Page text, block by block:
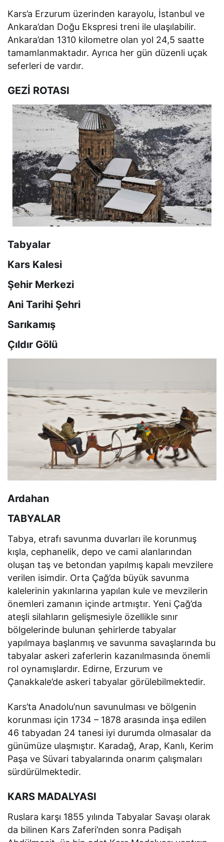
Kars’a Erzurum üzerinden karayolu, İstanbul ve
Ankara’dan Doğu Ekspresi treni ile ulaşılabilir.
Ankara’dan 1310 kilometre olan yol 24,5 saatte
tamamlanmaktadır. Ayrıca her gün düzenli uçak
seferleri de vardır.
GEZİ ROTASI
Tabyalar
Kars Kalesi
Şehir Merkezi
Ani Tarihi Şehri
Sarıkamış
Çıldır Gölü
Ardahan
TABYALAR
Tabya, etrafı savunma duvarları ile korunmuş
kışla, cephanelik, depo ve cami alanlarından
oluşan taş ve betondan yapılmış kapalı mevzilere
verilen isimdir. Orta Çağ’da büyük savunma
kalelerinin yakınlarına yapılan kule ve mevzilerin
önemleri zamanın içinde artmıştır. Yeni Çağ’da
ateşli silahların gelişmesiyle özellikle sınır
bölgelerinde bulunan şehirlerde tabyalar
yapılmaya başlanmış ve savunma savaşlarında bu
tabyalar askeri zaferlerin kazanılmasında önemli
rol oynamışlardır. Edirne, Erzurum ve
Çanakkale’de askeri tabyalar görülebilmektedir.
Kars’ta Anadolu’nun savunulması ve bölgenin
korunması için 1734 – 1878 arasında inşa edilen
46 tabyadan 24 tanesi iyi durumda olmasalar da
günümüze ulaşmıştır. Karadağ, Arap, Kanlı, Kerim
Paşa ve Süvari tabyalarında onarım çalışmaları
sürdürülmektedir.
KARS MADALYASI
Ruslara karşı 1855 yılında Tabyalar Savaşı olarak
da bilinen Kars Zaferi’nden sonra Padişah